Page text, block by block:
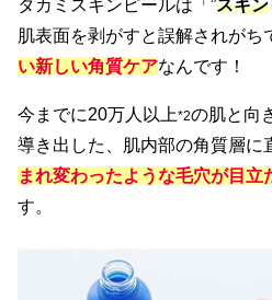
タカミスキンピールは「”スキ
肌表面を剥がすと誤解されがち
い新しい角質ケアなんです！
今までに20万人以上*2の肌と向
導き出した、肌内部の角質層に
まれ変わったような毛穴が目立
す。